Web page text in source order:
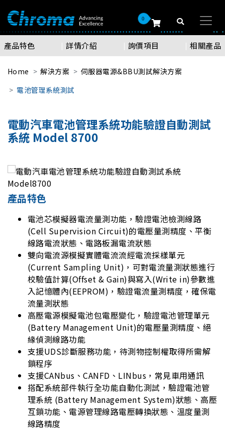
0
產品特色 詳情介紹 詢價項目 相關產品
Home 解決方案
伺服器電源&BBU測試解決方案
電池管理系統測試
電動汽車電池管理系統功能驗證自動測試
系統 Model 8700
產品特色
電池芯模擬器電流量測功能，驗證電池檢測線路
(Cell Supervision Circuit)的電壓量測精度、平衡
線路電流狀態、電路板漏電流狀態
雙向電流源模擬實體電流流經電流採樣單元
(Current Sampling Unit)，可對電流量測狀態進行
校驗值計算(Offset & Gain)與寫入(Write in)參數進
入記憶體內(EEPROM)，驗證電流量測精度，確保電
流量測狀態
高壓電源模擬電池包電壓變化，驗證電池管理單元
(Battery Management Unit)的電壓量測精度、絕
緣偵測線路功能
支援UDS診斷服務功能，待測物控制權取得所需解
鎖程序
支援CANbus、CANFD、LINbus，常見車用通訊
搭配系統部件執行全功能自動化測試，驗證電池管
理系統 (Battery Management System)狀態、高壓
互鎖功能、電源管理線路電壓轉換狀態、溫度量測
線路精度